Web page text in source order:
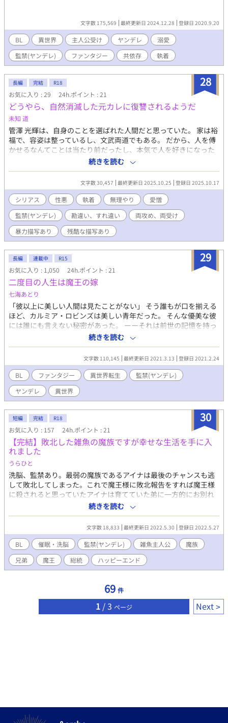
文字数 175,569 最終更新日 2024.12.28 登録日 2020.9.20
BL 異世界 主人公受け ヤンデレ
溺愛
監禁(ヤンデレ)
ファンタジー 共依存 執着
28
長編 完結 R18
お気に入り : 29 24h.ポイント : 21
どうやら、自然消滅した元カレに復讐されるようだ
未知 道
管澤 光輝は、自身のことを選ばれた人間だと思っていた。 家は裕
福で、容姿は整っているし、文武両道でもある。 だから、人を傅
かせるなんてことは当たり前だったし、本気で人を好きになった
ことはない。 だが紀伊羅 満に出会い、面白いといった感情が芽生
え――好きといった愛情にまでになった。 しかし、出来心で浮気
をしてしまったことで満との関係が自然消滅してしまう。 5年
後、両親の借金によって売られるように連れて行かれた場所に、
様変わりした満が待っていて――。 ※同意なく薬を服用させる描
写がありますので、不快になる方はブラウザバックをお願いしま
す。
続きを読む
文字数 30,457 最終更新日 2025.10.25 登録日 2025.10.17
シリアス 性悪 執着 無理やり
愛憎
監禁(ヤンデレ)
勘違い、すれ違い
両攻め、両受け
暴力描写あり
残酷な描写あり
29
長編 連載中 R15
お気に入り : 1,050 24h.ポイント : 21
二度目の人生は魔王の嫁
七海あとり
「彼以上に美しい人間は見たことがない」 そう誰もが口を揃える
ほど、カルミア・ロビンズは美しい青年だった。 そんな優美な彼
には誰にも言えない秘密があった。 ーーそれは前世の記憶を持っ
ていることだった。 一度目の人生は、不幸な人生だった。 二度目
の人生はせめて人並みに幸せになろうとしたはずなのに、何故か
一国の王子に見染められ、監禁されていた。 日々自由になりたい
と思っていたそんな彼の前に現れたのは、眉目秀麗な魔族でー
ー。 ※重複投稿です。
続きを読む
文字数 110,145 最終更新日 2021.3.13 登録日 2021.2.24
BL ファンタジー 異世界転生
監禁(ヤンデレ)
ヤンデレ
異世界
30
短編 完結 R18
お気に入り : 157 24h.ポイント : 21
【完結】敗北した雑魚の魔族ですが幸せな生活を手に入
れました
うらひと
洗脳、監禁あり。最弱の魔族であるアイナは最後のチャンスも逃
して敗北してしまった。これで魔王様に敗北報告をすれば魔王様
に殺されると思っていたアイナは育てていた弟に一方的にお別れ
をした。 その後予想通り魔王様に殺されたと思っていたアイナ
は、意識を取り戻し助けてくれた高位魔族の総統に感謝を伝える
が……。 弟に翻弄されながら優しい？弟と幸せ？な生活を手に入
れる話です。他サイトで掲載した分に＋相手sideを投稿します。
続きを読む
文字数 18,833 最終更新日 2022.5.30 登録日 2022.5.27
BL 催眠・洗脳 監禁(ヤンデレ) 雑魚主人公
魔族
兄弟
魔王 総統 ハッピーエンド
69 件
1 / 3 ページ Next